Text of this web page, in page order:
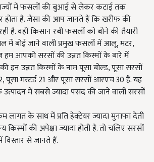
में फसलों की बुआई से लेकर कटाई तक
होता है. जैसा की आप जानते हैं कि खरीफ की
है. वहीं किसान रबी फसलों को बोने की तैयारी
में बोई जाने वाली प्रमुख फसलों में आलू, मटर,
आपको सरसों की उन्नत किस्मों के बारे में
इन उन्नत किस्मों के नाम पूसा बोल्ड, पूसा सरसों
पूसा मस्टर्ड 21 और पूसा सरसों आरएच 30 हैं. यह
में सबसे ज्यादा पसंद की जाने वाली सरसों
लागत के साथ में प्रति हेक्टेयर ज्यादा मुनाफा देती
किस्मों की अपेक्षा ज्यादा होती है. तो चलिए सरसों
से जानते हैं.